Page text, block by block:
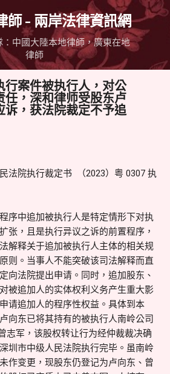
跳到主要內容
師 - 兩岸法律資訊網
中國大陸本地律師，廣東在地
律師
行案件被执行人，对公
任，深和律师受股东卢
诉，获法院裁定不予追
法院执行裁定书 （2023）粤 0307 执
序中追加被执行人是特定情形下对执
张，且是执行异议之诉的前置程序，
解释关于追加被执行人主体的相关规
则。当事人不能突破该司法解释而直
向法院提出申请。同时，追加股东、
被追加人的实体权利义务产生重大影
请追加人的程序性权益。具体到本
向东已将其持有的被执行人南岭公司
志军，该股权转让行为经仲裁裁决确
圳市中级人民法院执行完毕。虽南岭
作变更，现股东仍登记为卢向东、曾